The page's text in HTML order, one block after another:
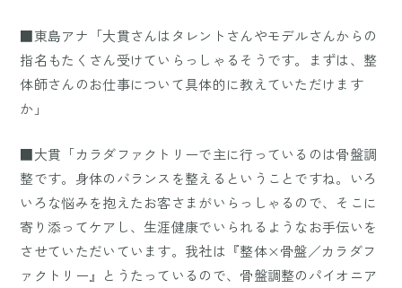
■東島アナ「大貫さんはタレントさんやモデルさんからの
指名もたくさん受けていらっしゃるそうです。まずは、整
体師さんのお仕事について具体的に教えていただけます
か」
■大貫「カラダファクトリーで主に行っているのは骨盤調
整です。身体のバランスを整えるということですね。いろ
いろな悩みを抱えたお客さまがいらっしゃるので、そこに
寄り添ってケアし、生涯健康でいられるようなお手伝いを
させていただいています。我社は『整体×骨盤／カラダフ
ァクトリー』とうたっているので、骨盤調整のパイオニア